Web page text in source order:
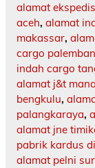
alamat
aceh, alamat
makassar,
cargo
indah cargo
alamat j&t
bengkulu,
palangkaraya,
alamat jne
pabrik kardus
alamat pelni